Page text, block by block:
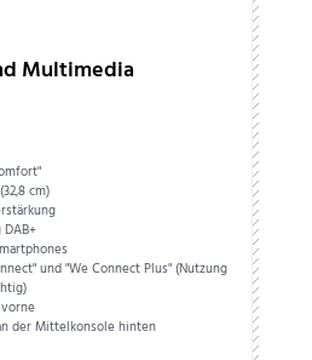
Multimedia
cm)
und "We Connect Plus" (Nutzung
der Mittelkonsole hinten